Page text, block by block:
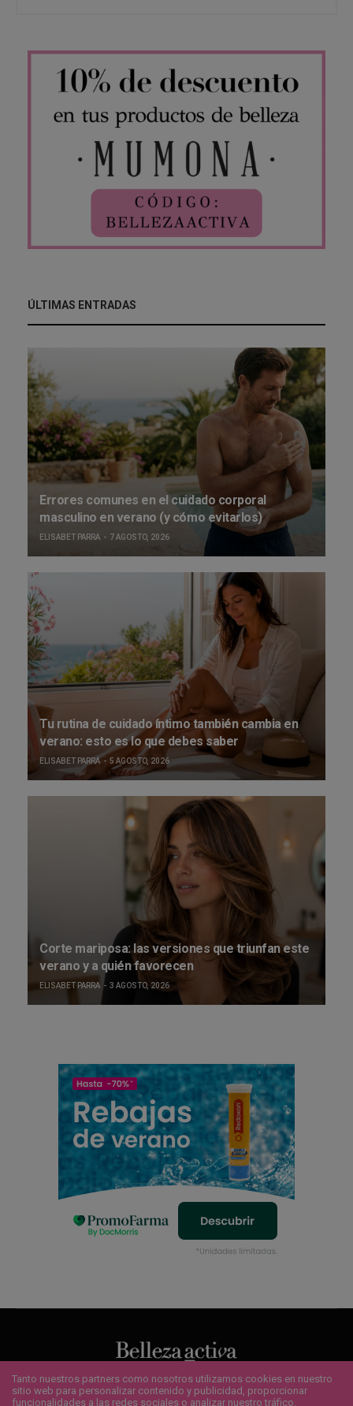
ÚLTIMAS ENTRADAS
Errores comunes en el cuidado corporal
masculino en verano (y cómo evitarlos)
ELISABET PARRA 7 AGOSTO, 2026
Tu rutina de cuidado íntimo también cambia en
verano: esto es lo que debes saber
ELISABET PARRA 5 AGOSTO, 2026
Corte mariposa: las versiones que triunfan este
verano y a quién favorecen
ELISABET PARRA 3 AGOSTO, 2026
QUIENES SOMOS ¿QUIERES ANUNCIARTE? CONTACTO
Tanto nuestros partners como nosotros utilizamos cookies en nuestro
sitio web para personalizar contenido y publicidad, proporcionar
funcionalidades a las redes sociales o analizar nuestro tráfico.